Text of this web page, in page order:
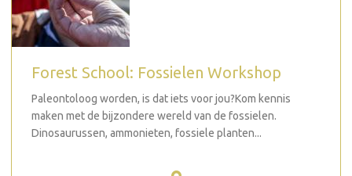
Forest School: Fossielen Workshop
Paleontoloog worden, is dat iets voor jou?Kom kennis
maken met de bijzondere wereld van de fossielen.
Dinosaurussen, ammonieten, fossiele planten...